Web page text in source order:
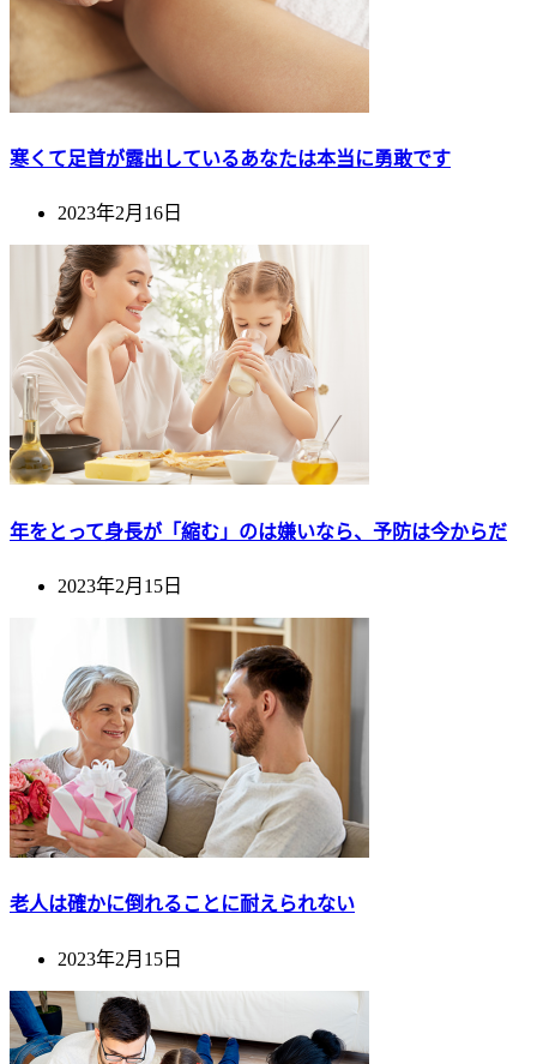
寒くて足首が露出しているあなたは本当に勇敢です
2023年2月16日
年をとって身長が「縮む」のは嫌いなら、予防は今からだ
2023年2月15日
老人は確かに倒れることに耐えられない
2023年2月15日